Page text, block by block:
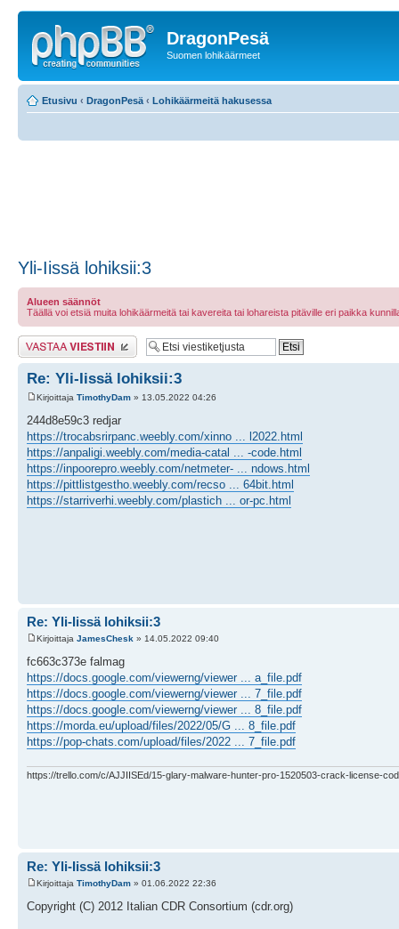
DragonPesä
Suomen lohikäärmeet
Etusivu ‹ DragonPesä ‹ Lohikäärmeitä hakusessa
Yli-Iissä lohiksii:3
Alueen säännöt
Täällä voi etsiä muita lohikäärmeitä tai kavereita tai lohareista pitäville eri paikka
Lähetä vastaus
Re: Yli-Iissä lohiksii:3
Kirjoittaja TimothyDam » 13.05.2022 04:26
244d8e59c3 redjar
https://trocabsrirpanc.weebly.com/xinno ... l2022.html
https://anpaligi.weebly.com/media-catal ... -code.html
https://inpoorepro.weebly.com/netmeter- ... ndows.html
https://pittlistgestho.weebly.com/recso ... 64bit.html
https://starriverhi.weebly.com/plastich ... or-pc.html
Re: Yli-Iissä lohiksii:3
Kirjoittaja JamesChesk » 14.05.2022 09:40
fc663c373e falmag
https://docs.google.com/viewerng/viewer ... a_file.pdf
https://docs.google.com/viewerng/viewer ... 7_file.pdf
https://docs.google.com/viewerng/viewer ... 8_file.pdf
https://morda.eu/upload/files/2022/05/G ... 8_file.pdf
https://pop-chats.com/upload/files/2022 ... 7_file.pdf
https://trello.com/c/AJJIISEd/15-glary-malware-hunter-pro-1520503-crack-license-
Re: Yli-Iissä lohiksii:3
Kirjoittaja TimothyDam » 01.06.2022 22:36
Copyright (C) 2012 Italian CDR Consortium (cdr.org)